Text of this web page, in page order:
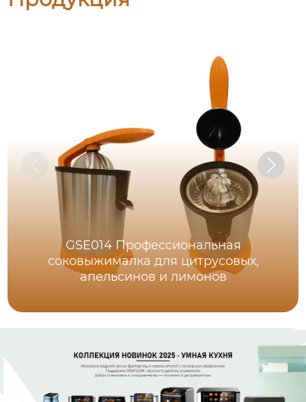
GSE014 Профессиональная
соковыжималка для цитрусовых,
апельсинов и лимонов